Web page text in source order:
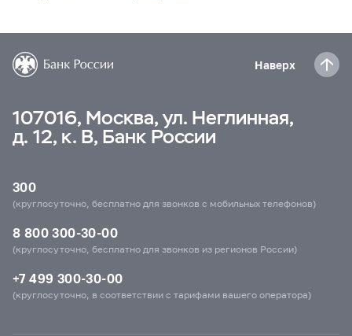
Наверх
107016, Москва, ул. Неглинная,
д. 12, к. В, Банк России
300
(круглосуточно, бесплатно для звонков с мобильных телефонов)
8 800 300-30-00
(круглосуточно, бесплатно для звонков из регионов России)
+7 499 300-30-00
(круглосуточно, в соответствии с тарифами вашего оператора)